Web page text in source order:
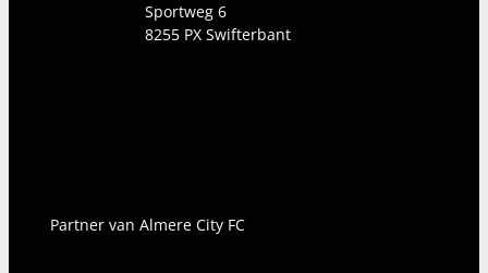
Sportweg 6
8255 PX Swifterbant
Partner van Almere City FC